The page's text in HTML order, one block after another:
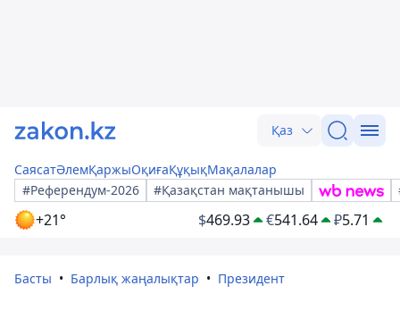
Қаз
СаясатӘлемҚаржыОқиғаҚұқықМақалалар
#Референдум-2026
#Қазақстан мақтанышы
+21° $469.93 €541.64 ₽5.71
Басты Барлық жаңалықтар Президент